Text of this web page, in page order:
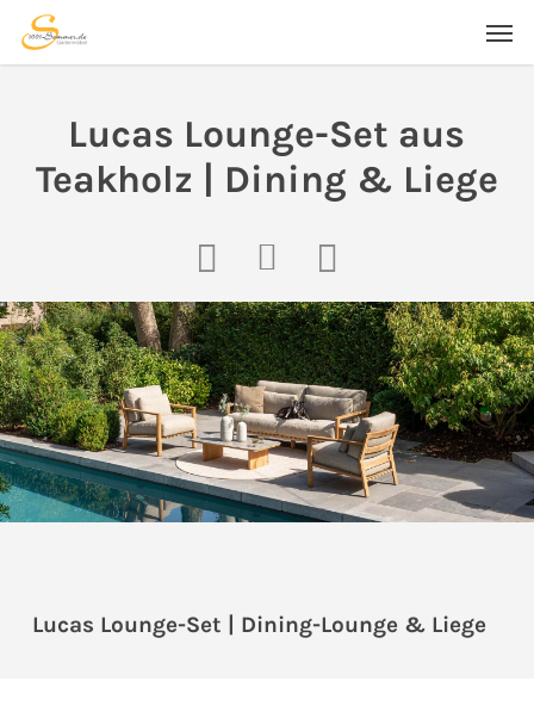
Skip
main
Lucas Lounge-Set aus
Teakholz | Dining & Liege
Lucas Lounge-Set | Dining-Lounge & Liege